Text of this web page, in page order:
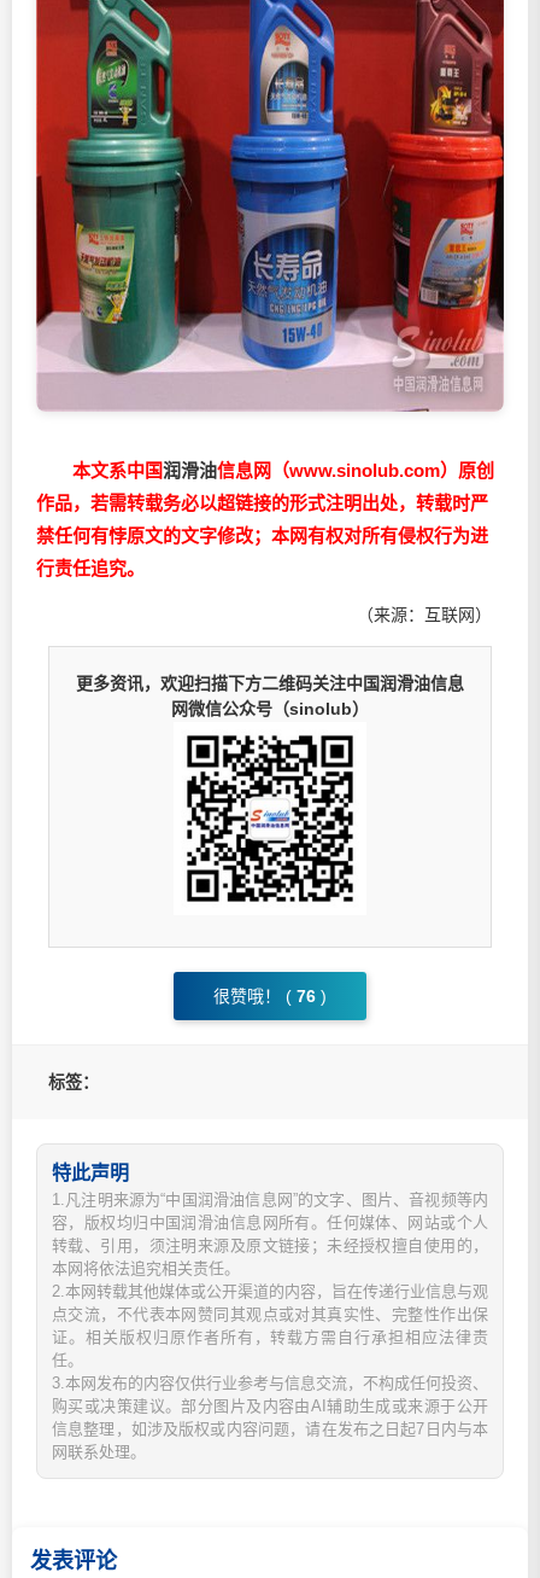
本文系中国润滑油信息网（www.sinolub.com）原创
作品，若需转载务必以超链接的形式注明出处，转载时严
禁任何有悖原文的文字修改；本网有权对所有侵权行为进
行责任追究。
（来源：互联网）
更多资讯，欢迎扫描下方二维码关注中国润滑油信息
网微信公众号（sinolub）
很赞哦！ ( 76 )
标签：
特此声明
1.凡注明来源为“中国润滑油信息网”的文字、图片、音视频等内
容，版权均归中国润滑油信息网所有。任何媒体、网站或个人
转载、引用，须注明来源及原文链接；未经授权擅自使用的，
本网将依法追究相关责任。
2.本网转载其他媒体或公开渠道的内容，旨在传递行业信息与观
点交流，不代表本网赞同其观点或对其真实性、完整性作出保
证。相关版权归原作者所有，转载方需自行承担相应法律责
任。
3.本网发布的内容仅供行业参考与信息交流，不构成任何投资、
购买或决策建议。部分图片及内容由AI辅助生成或来源于公开
信息整理，如涉及版权或内容问题，请在发布之日起7日内与本
网联系处理。
发表评论